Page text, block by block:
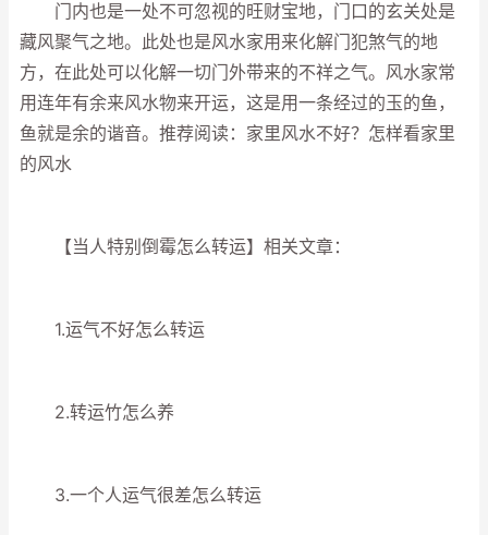
门内也是一处不可忽视的旺财宝地，门口的玄关处是
藏风聚气之地。此处也是风水家用来化解门犯煞气的地
方，在此处可以化解一切门外带来的不祥之气。风水家常
用连年有余来风水物来开运，这是用一条经过的玉的鱼，
鱼就是余的谐音。推荐阅读：家里风水不好？怎样看家里
的风水
【当人特别倒霉怎么转运】相关文章：
1.运气不好怎么转运
2.转运竹怎么养
3.一个人运气很差怎么转运